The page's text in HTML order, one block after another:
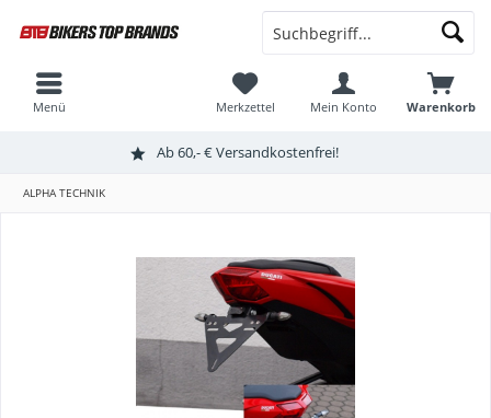
Ab 60,- € Versandkostenfrei!
Warenkorb
Merkzettel Mein Konto
Menü
ALPHA TECHNIK